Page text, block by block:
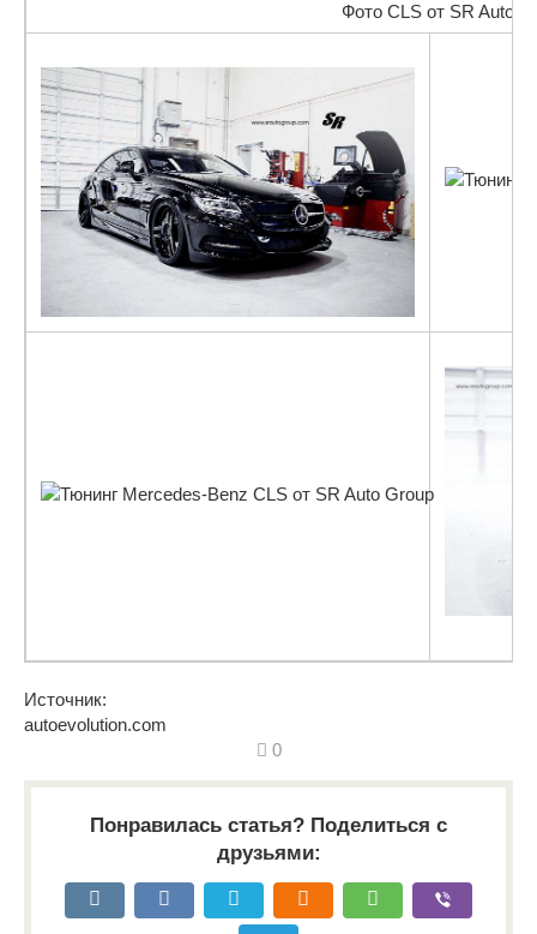
Фото CLS от SR Auto
Источник:
autoevolution.com
0
Понравилась статья? Поделиться с
друзьями: